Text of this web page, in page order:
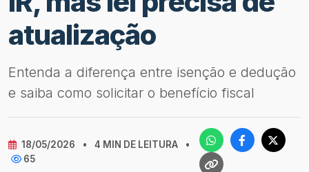
atualização
Entenda a diferença entre isenção e dedução
e saiba como solicitar o benefício fiscal
18/05/2026 • 4 MIN DE LEITURA
•
65